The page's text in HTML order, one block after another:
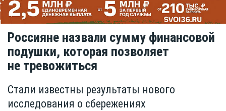
Россияне назвали сумму финансовой
подушки, которая позволяет
не тревожиться
Стали известны результаты нового
исследования о сбережениях